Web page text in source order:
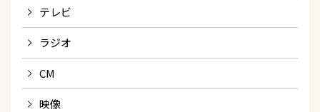
テレビ
ラジオ
CM
映像